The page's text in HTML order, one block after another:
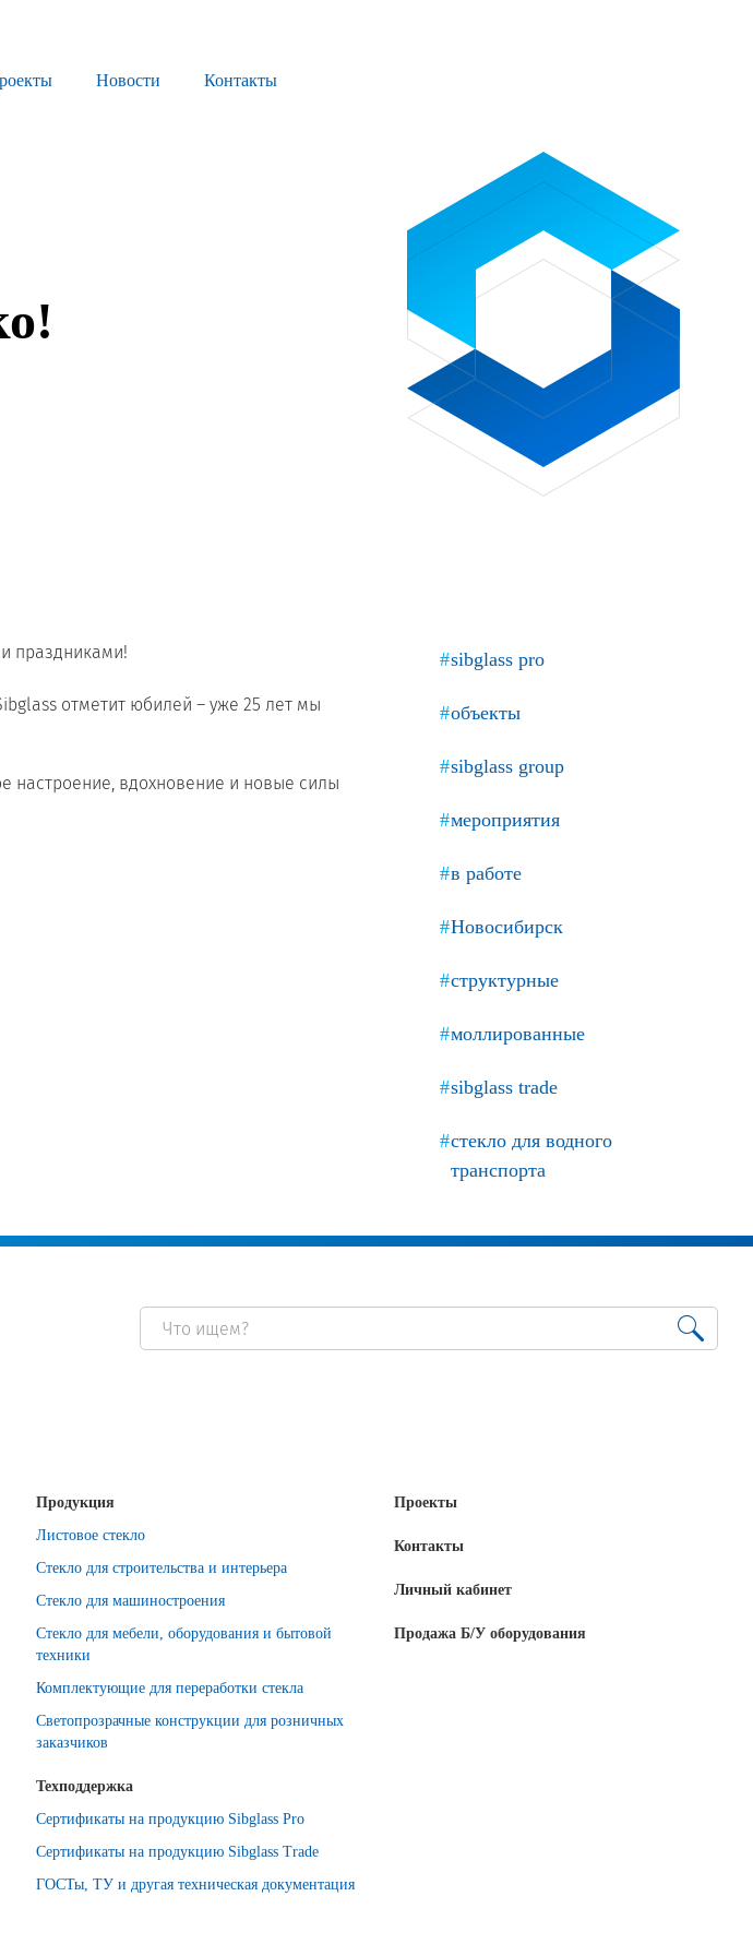
Новости Контакты
и бытовой техники
Контакты
Личный кабинет
праздниками!
отметит юбилей – уже 25 лет мы
настроение, вдохновение и новые силы
sibglass pro
объекты
sibglass group
мероприятия
в работе
Новосибирск
структурные
моллированные
sibglass trade
стекло для водного
транспорта
Продукция
Листовое стекло
Стекло для строительства и интерьера
Стекло для машиностроения
Стекло для мебели, оборудования и бытовой
техники
Комплектующие для переработки стекла
Светопрозрачные конструкции для розничных
заказчиков
Техподдержка
Сертификаты на продукцию Sibglass Pro
Сертификаты на продукцию Sibglass Trade
ГОСТы, ТУ и другая техническая документация
Проекты
Контакты
Личный кабинет
Продажа Б/У оборудования